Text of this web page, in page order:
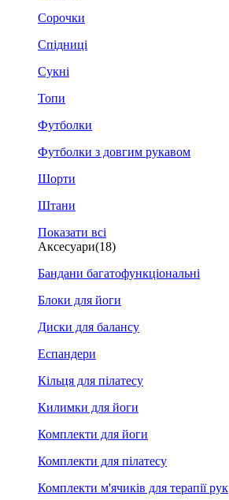
Сорочки
Спідниці
Сукні
Топи
Футболки
Футболки з довгим рукавом
Шорти
Штани
Показати всі
Аксесуари(18)
Бандани багатофункціональні
Блоки для йоги
Диски для балансу
Еспандери
Кільця для пілатесу
Килимки для йоги
Комплекти для йоги
Комплекти для пілатесу
Комплекти м'ячиків для терапії рук